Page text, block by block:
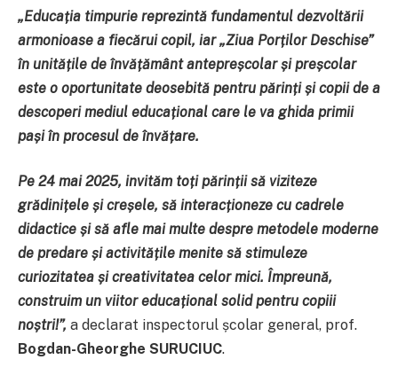
„Educația timpurie reprezintă fundamentul dezvoltării
armonioase a fiecărui copil, iar „Ziua Porților Deschise”
în unitățile de învățământ antepreșcolar și preșcolar
este o oportunitate deosebită pentru părinți și copii de a
descoperi mediul educațional care le va ghida primii
pași în procesul de învățare.
Pe 24 mai 2025, invităm toți părinții să viziteze
grădinițele și creșele, să interacționeze cu cadrele
didactice și să afle mai multe despre metodele moderne
de predare și activitățile menite să stimuleze
curiozitatea și creativitatea celor mici. Împreună,
construim un viitor educațional solid pentru copiii
noștri!”, a declarat inspectorul școlar general, prof.
Bogdan-Gheorghe SURUCIUC.